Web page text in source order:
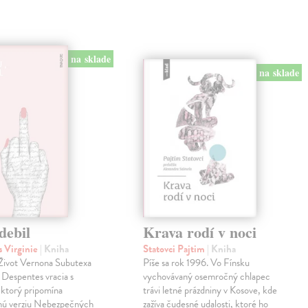
na sklade
Virginie | Kniha
Vernona Subutexa
vracia s
pripomína
verziu Nebezpečných
na sklade
Krava rodí v noci
Statovci Pajtim | Kniha
Píše sa rok 1996. Vo Fínsku
vychovávaný osemročný chlapec
trávi letné prázdniny v Kosove, kde
zažíva čudesné udalosti, ktoré ho